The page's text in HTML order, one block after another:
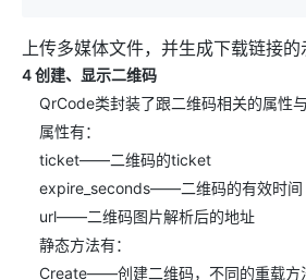
上传多媒体文件，并生成下载链接的
4 创建、显示二维码
QrCode类封装了跟二维码相关的属性与
属性有：
ticket——二维码的ticket
expire_seconds——二维码的有效时间
url——二维码图片解析后的地址
静态方法有：
Create——创建二维码，不同的重载方